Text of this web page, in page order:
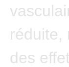
réduite,
des